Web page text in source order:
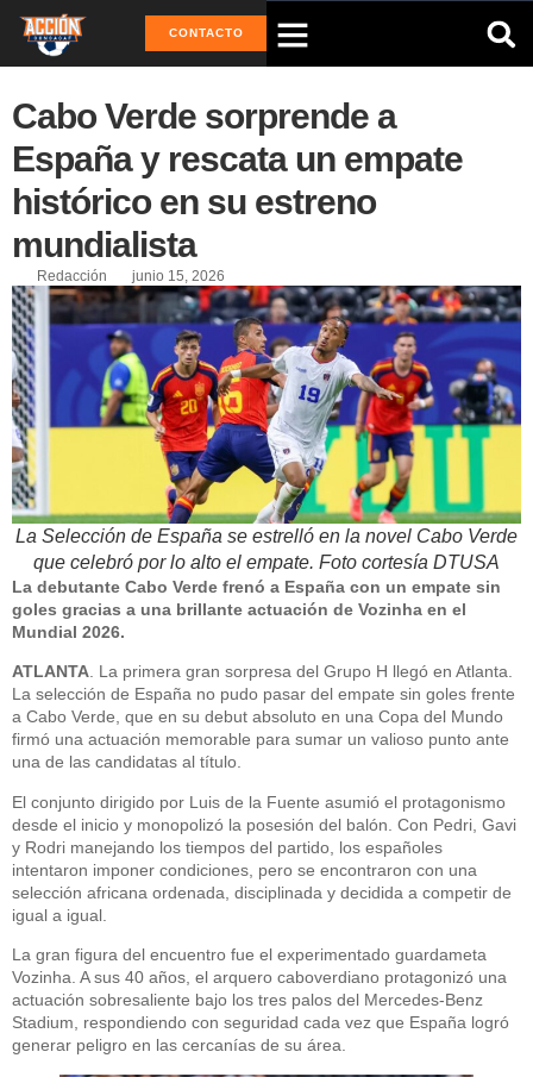
CONTACTO
Cabo Verde sorprende a
España y rescata un empate
histórico en su estreno
mundialista
Redacción junio 15, 2026
La Selección de España se estrelló en la novel Cabo Verde
que celebró por lo alto el empate. Foto cortesía DTUSA
La debutante Cabo Verde frenó a España con un empate sin
goles gracias a una brillante actuación de Vozinha en el
Mundial 2026.
ATLANTA. La primera gran sorpresa del Grupo H llegó en Atlanta.
La selección de España no pudo pasar del empate sin goles frente
a Cabo Verde, que en su debut absoluto en una Copa del Mundo
firmó una actuación memorable para sumar un valioso punto ante
una de las candidatas al título.
El conjunto dirigido por Luis de la Fuente asumió el protagonismo
desde el inicio y monopolizó la posesión del balón. Con Pedri, Gavi
y Rodri manejando los tiempos del partido, los españoles
intentaron imponer condiciones, pero se encontraron con una
selección africana ordenada, disciplinada y decidida a competir de
igual a igual.
La gran figura del encuentro fue el experimentado guardameta
Vozinha. A sus 40 años, el arquero caboverdiano protagonizó una
actuación sobresaliente bajo los tres palos del Mercedes-Benz
Stadium, respondiendo con seguridad cada vez que España logró
generar peligro en las cercanías de su área.